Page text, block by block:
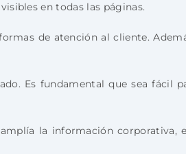
en todas las páginas.
de atención al cliente.
Es fundamental que sea fácil
la información corporativa,